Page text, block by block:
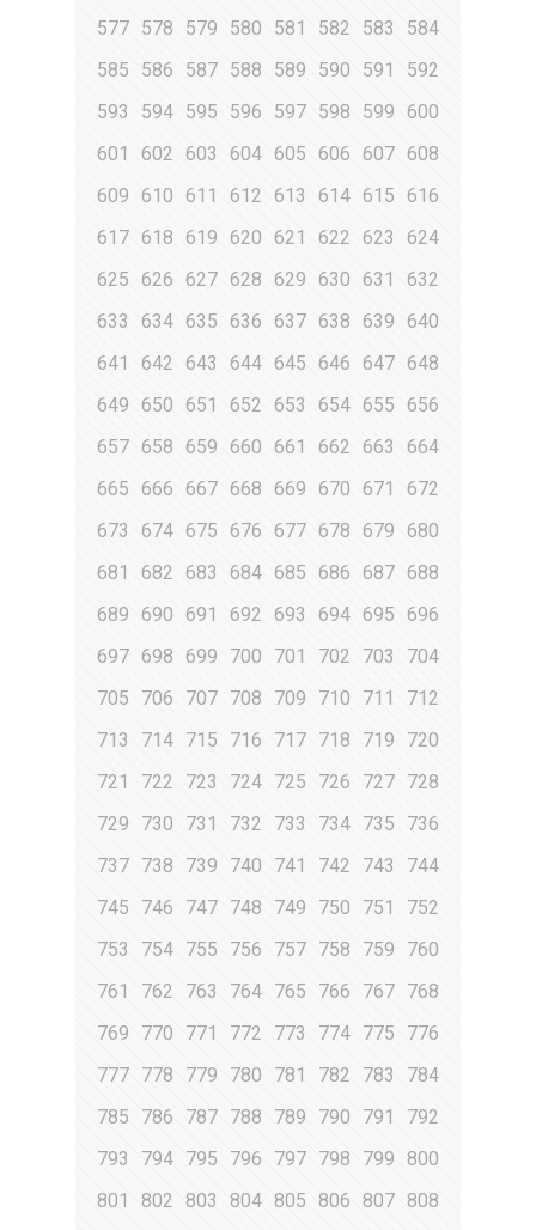
577 578 579 580 581 582 583
584
585
586 587 588 589 590 591
592
593
594 595 596 597 598 599
600
601
602 603 604 605 606 607 608
609
610 611 612 613 614 615
616
617 618 619 620 621 622 623
624
625
626 627 628 629 630 631
632
633
634 635 636 637 638 639 640
641
642 643 644 645 646 647 648
649
650 651 652 653 654 655 656
657 658 659 660 661 662 663
664
665
666 667 668 669 670 671
672
673
674 675 676 677 678 679
680
681
682 683 684 685 686 687 688
689
690 691 692 693 694 695
696
697 698 699 700 701 702 703
704
705
706 707 708 709 710 711
712
713
714 715 716 717 718 719
720
721
722 723 724 725 726 727 728
729
730 731 732 733 734 735
736
737 738 739 740 741 742 743
744
745
746 747 748 749 750 751
752
753
754 755 756 757 758 759
760
761
762 763 764 765 766 767 768
769
770 771 772 773 774 775
776
777 778 779 780 781 782 783
784
785
786 787 788 789 790 791
792
793
794 795 796 797 798 799
800
801
802 803 804 805 806 807 808